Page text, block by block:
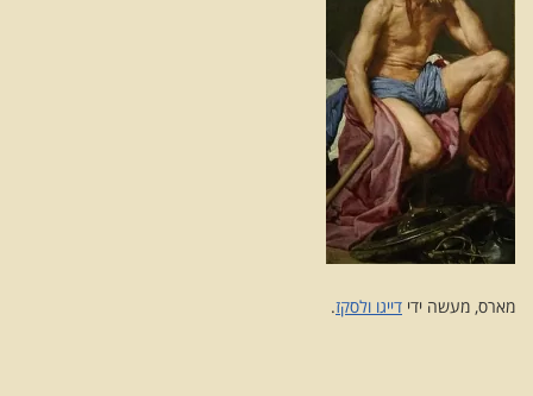
מארס, מעשה ידי דייגו ולסקז.